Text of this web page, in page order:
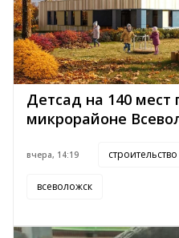
Детсад на 140
микрорайоне
вчера, 14:19 строительство
всеволожск